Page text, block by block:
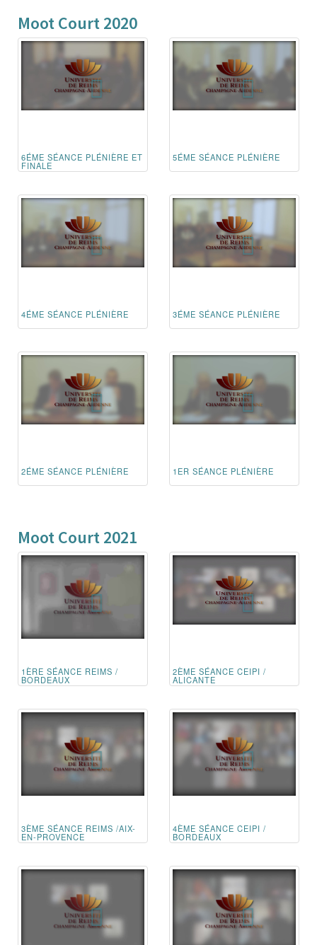
Moot Court 2020
6ÉME SÉANCE PLÉNIÈRE ET
FINALE
5ÉME SÉANCE PLÉNIÈRE
4ÉME SÉANCE PLÉNIÈRE 3ÉME SÉANCE PLÉNIÈRE
2ÉME SÉANCE PLÉNIÈRE 1ER SÉANCE PLÉNIÈRE
Moot Court 2021
1ÈRE SÉANCE REIMS /
BORDEAUX
2ÈME SÉANCE CEIPI /
ALICANTE
3ÈME SÉANCE REIMS /AIX-
EN-PROVENCE
4ÈME SÉANCE CEIPI /
BORDEAUX